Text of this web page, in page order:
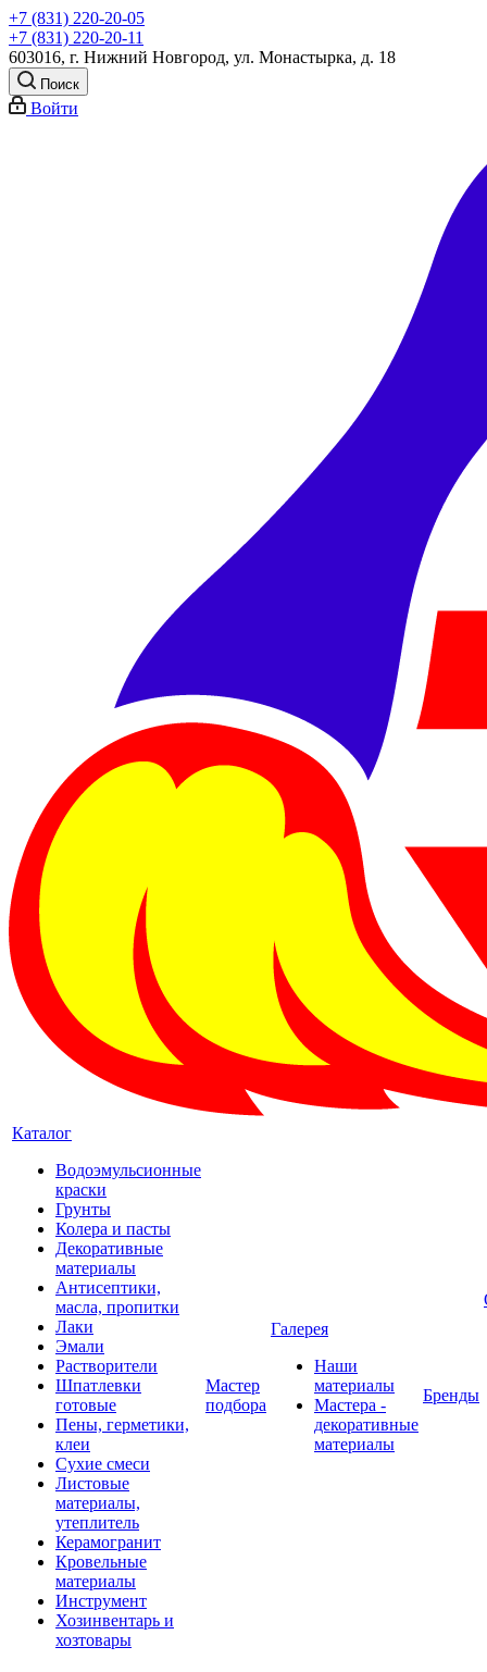
+7 (831) 220-20-05
+7 (831) 220-20-11
603016, г. Нижний Новгород, ул. Монастырка, д. 18
Поиск
Войти
Каталог
Водоэмульсионные
краски
Грунты
Колера и пасты
Декоративные
материалы
Антисептики,
масла, пропитки
Лаки
Эмали
Растворители
Шпатлевки
готовые
Пены, герметики,
клеи
Сухие смеси
Листовые
материалы,
утеплитель
Керамогранит
Кровельные
материалы
Инструмент
Хозинвентарь и
хозтовары
Мастер
подбора
Галерея
Наши
материалы
Мастера -
декоративные
материалы
Бренды